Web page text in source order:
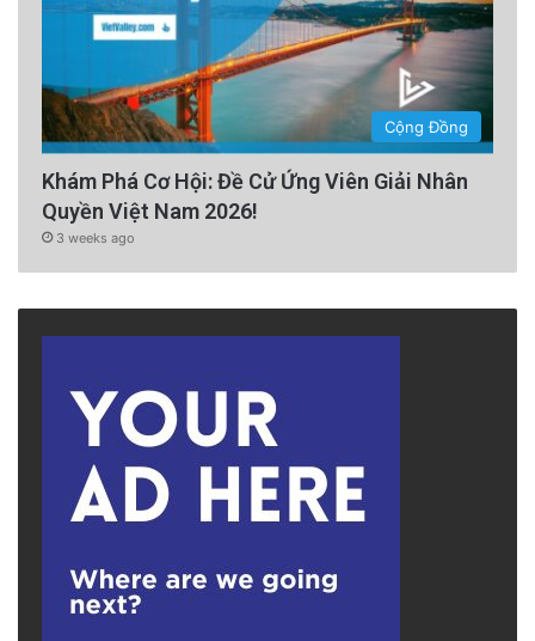
Cộng Đồng
Khám Phá Cơ Hội: Đề Cử Ứng Viên Giải Nhân
Quyền Việt Nam 2026!
3 weeks ago